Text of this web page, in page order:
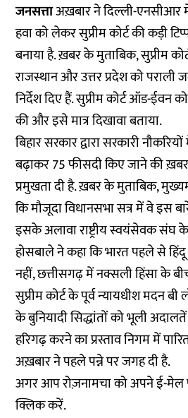
जनसत्ताअख़बार ने दिल्ली-एनसीआर
हवा को लेकर सुप्रीम कोर्ट की कड़ी
बनाया है. ख़बर के मुताबिक, सुप्रीम
राजस्थान और उत्तर प्रदेश को
निर्देश दिए हैं. सुप्रीम कोर्ट ऑड-ईवन
की और इसे मात्र दिखावा बताया.
बिहार सरकार द्वारा सरकारी
बढ़ाकर 75 फीसदी किए जाने की
प्रमुखता दी है. ख़बर के मुताबिक,
कि मौजूदा विधानसभा सत्र में वे इस
इसके अलावा राष्ट्रीय स्वयंसेवक संघ के
होसबाले ने कहा कि भारत पहले से हिंदू
नहीं, छत्तीसगढ़ में नक्सली हिंसा के
सुप्रीम कोर्ट के पूर्व न्यायधीश मदन
के बुनियादी सिद्धांतों को भूली
हरिगढ़ करने का प्रस्ताव निगम में
अख़बार ने पहले पन्ने पर जगह दी है.
अगर आप रोज़नामचा को अपने ई-मेल
क्लिक करें.